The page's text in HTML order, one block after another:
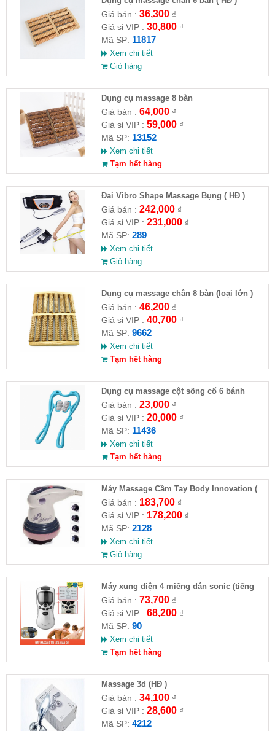
Giá bán : 36,300₫
Giá sỉ VIP : 30,800₫
Mã SP: 11817
Xem chi tiết
Giỏ hàng
Dụng cụ massage 8 bàn
Giá bán : 64,000₫
Giá sỉ VIP : 59,000₫
Mã SP: 13152
Xem chi tiết
Tạm hết hàng
Đai Vibro Shape Massage Bụng ( HĐ )
Giá bán : 242,000₫
Giá sỉ VIP : 231,000₫
Mã SP: 289
Xem chi tiết
Giỏ hàng
Dụng cụ massage chân 8 bàn (loại lớn )
(HĐ)
Giá bán : 46,200₫
Giá sỉ VIP : 40,700₫
Mã SP: 9662
Xem chi tiết
Tạm hết hàng
Dụng cụ massage cột sống cổ 6 bánh
Giá bán : 23,000₫
Giá sỉ VIP : 20,000₫
Mã SP: 11436
Xem chi tiết
Tạm hết hàng
Máy Massage Cầm Tay Body Innovation (
HĐ )
Giá bán : 183,700₫
Giá sỉ VIP : 178,200₫
Mã SP: 2128
Xem chi tiết
Giỏ hàng
Máy xung điện 4 miếng dán sonic (tiếng
việt) ( HĐ )
Giá bán : 73,700₫
Giá sỉ VIP : 68,200₫
Mã SP: 90
Xem chi tiết
Tạm hết hàng
Massage 3d (HĐ )
Giá bán : 34,100₫
Giá sỉ VIP : 28,600₫
Mã SP: 4212